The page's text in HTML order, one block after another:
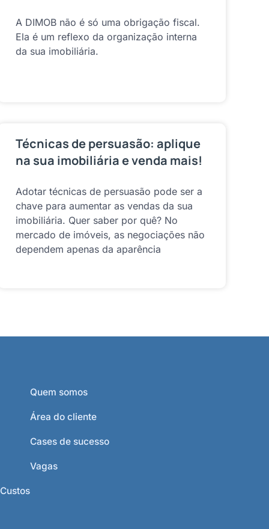
A DIMOB não é só uma obrigação fiscal.
Ela é um reflexo da organização interna
da sua imobiliária.
Técnicas de persuasão: aplique
na sua imobiliária e venda mais!
Adotar técnicas de persuasão pode ser a
chave para aumentar as vendas da sua
imobiliária. Quer saber por quê? No
mercado de imóveis, as negociações não
dependem apenas da aparência
Quem somos
Área do cliente
Cases de sucesso
Vagas